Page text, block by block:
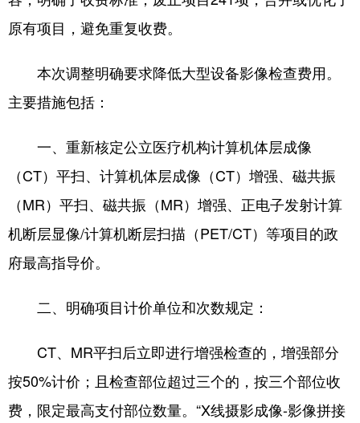
原有项目，避免重复收费。
本次调整明确要求降低大型设备影像检查费用。
主要措施包括：
一、重新核定公立医疗机构计算机体层成像
（CT）平扫、计算机体层成像（CT）增强、磁共振
（MR）平扫、磁共振（MR）增强、正电子发射计算
机断层显像/计算机断层扫描（PET/CT）等项目的政
府最高指导价。
二、明确项目计价单位和次数规定：
CT、MR平扫后立即进行增强检查的，增强部分
按50%计价；且检查部位超过三个的，按三个部位收
费，限定最高支付部位数量。“X线摄影成像-影像拼接